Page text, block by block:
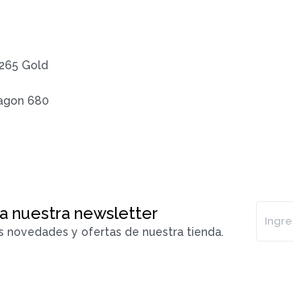
Gold
680
nuestra newsletter
novedades y ofertas de nuestra tienda.